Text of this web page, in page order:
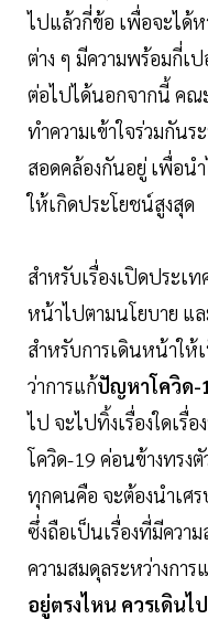
ไปแล้วกี่ข้อ เพื่อจะได้
ต่าง ๆ มีความพร้อมกี่เ
ต่อไปได้นอกจากนี้ คณ
ทำความเข้าใจร่วมกันร
สอดคล้องกันอยู่ เพื่อน
ให้เกิดประโยชน์สูงสุด
สำหรับเรื่องเปิดประเ
หน้าไปตามนโยบาย แ
สำหรับการเดินหน้าให้
ว่าการแก้ปัญหาโควิด-
ไป จะไปทิ้งเรื่องใดเรื่
โควิด-19 ค่อนข้างทรงตั
ทุกคนคือ จะต้องนำเศ
ซึ่งถือเป็นเรื่องที่มีควา
ความสมดุลระหว่างการ
อยู่ตรงไหน ควรเดินไ